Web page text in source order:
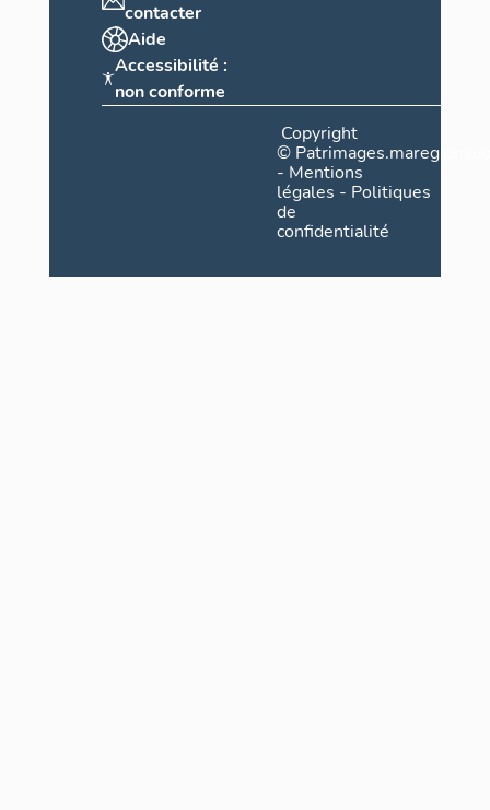
contacter
Aide
Accessibilité :
non conforme
Copyright
©
- Mentions
légales - Politiques
de
confidentialité